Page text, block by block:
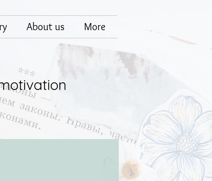
About us More